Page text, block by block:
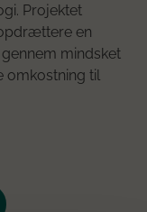
Projektet
en
mindsket
omkostning til